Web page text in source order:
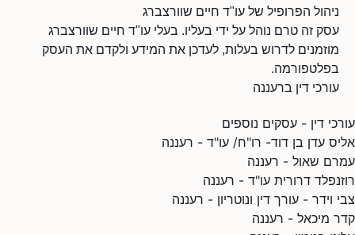
ניהול הפרופיל של עו"ד חיים שוורצברג
עסק זה טרם נוהל על ידי בעליו. בעלי עו"ד חיים שוורצברג
מוזמנים לדרוש בעלות, לעדכן את המידע ולקדם את העסק
בפלטפורמה.
עורכי דין ברעננה
עורכי דין - עסקים נוספים
אליס עדן בן דוד- רו"ח/ עו"ד - רעננה
עמרם שאול - רעננה
רוזנפלד דרורית עו"ד - רעננה
צבי וידר - עורך דין ונוטריון - רעננה
קדר מיכאל - רעננה